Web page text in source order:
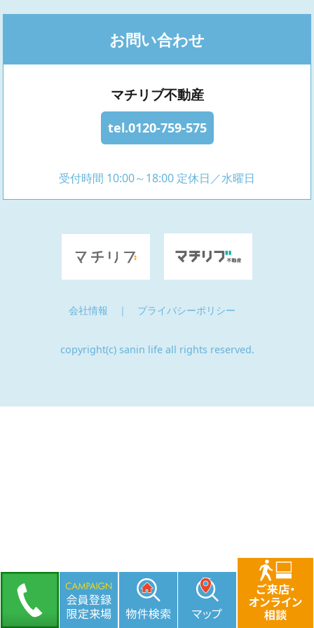
お問い合わせ
マチリブ不動産
tel.0120-759-575
受付時間 10:00～18:00 定休日／水曜日
会社情報 ｜ プライバシーポリシー
copyright(c) sanin life all rights reserved.